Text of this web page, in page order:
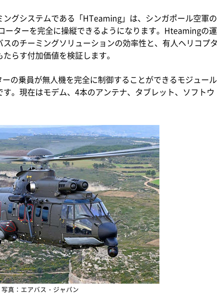
グシステムである「HTeaming」は、シンガポール空軍の
ーターを完全に操縦できるようになります。Hteamingの運
のチーミングソリューションの効率性と、有人ヘリコプタ
らす付加価値を検証します。
の乗員が無人機を完全に制御することができるモジュール
。現在はモデム、4本のアンテナ、タブレット、ソフトウ
写真：エアバス・ジャパン